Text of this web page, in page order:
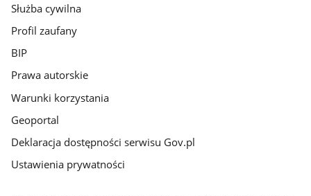
Służba cywilna
Profil zaufany
BIP
Prawa autorskie
Warunki korzystania
Geoportal
Deklaracja dostępności serwisu Gov.pl
Ustawienia prywatności